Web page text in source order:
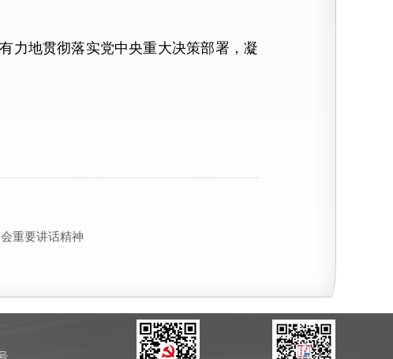
地贯彻落实党中央重大决策部署，凝
重要讲话精神